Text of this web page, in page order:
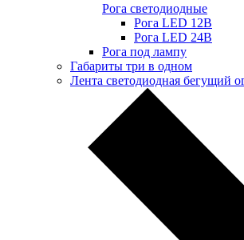
Рога светодиодные
Рога LED 12В
Рога LED 24В
Рога под лампу
Габариты три в одном
Лента светодиодная бегущий